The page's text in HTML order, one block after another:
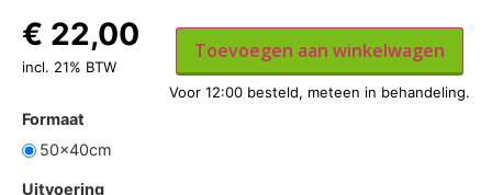
Formaat
50x40cm
Uitvoering
€ 22,00
incl. 21% BTW
Toevoegen aan winkelwagen